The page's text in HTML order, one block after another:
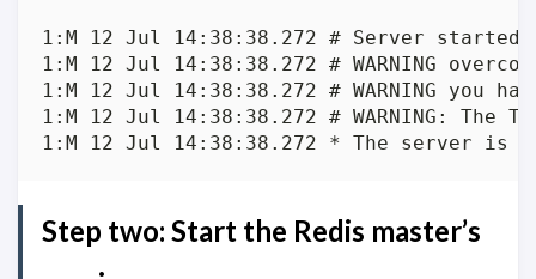
1:M 12 Jul 14:38:38.272 # Server
1:M 12 Jul 14:38:38.272 # WARNING
1:M 12 Jul 14:38:38.272 # WARNING
1:M 12 Jul 14:38:38.272 # WARNING:
1:M 12 Jul 14:38:38.272 * The server is
Step two: Start the Redis master’s